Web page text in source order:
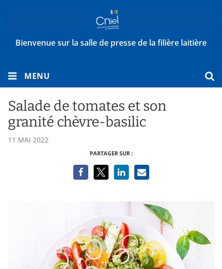
Bienvenue sur la salle de presse de la filière laitière
MENU
Salade de tomates et son
granité chèvre-basilic
11 MAI 2022
PARTAGER SUR :